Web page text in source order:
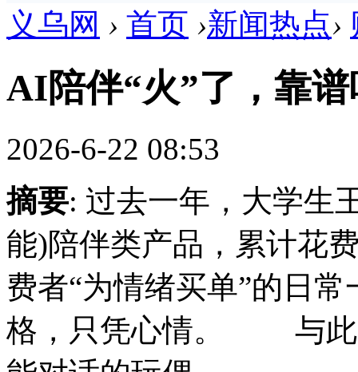
义乌网 › 首页 ›新闻热点›
AI陪伴“火”了，靠
2026-6-22 08:53
摘要: 过去一年，大学生
能)陪伴类产品，累计花
费者“为情绪买单”的日
格，只凭心情。 与此